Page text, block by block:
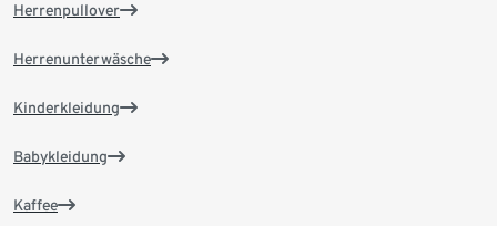
Herrenpullover
Herrenunterwäsche
Kinderkleidung
Babykleidung
Kaffee